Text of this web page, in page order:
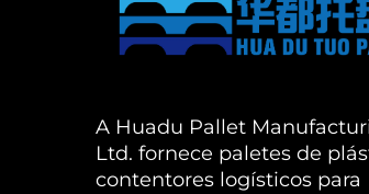
A Huadu Pallet
Ltd. fornece paletes de
contentores logísticos para